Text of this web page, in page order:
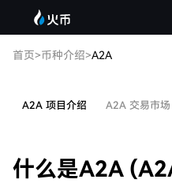
首页>币种介绍>A2A
A2A 项目介绍 A2A 交易市场
什么是A2A